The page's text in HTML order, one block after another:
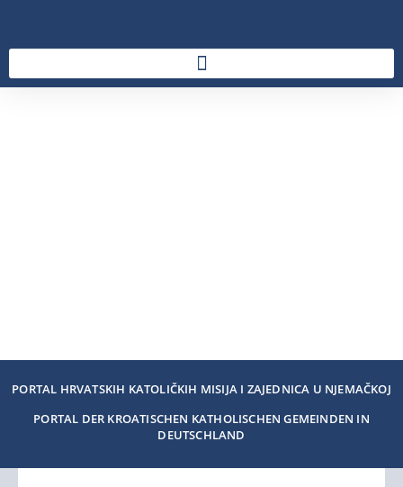
PORTAL HRVATSKIH KATOLIČKIH MISIJA I ZAJEDNICA U NJEMAČKOJ
PORTAL DER KROATISCHEN KATHOLISCHEN GEMEINDEN IN
DEUTSCHLAND